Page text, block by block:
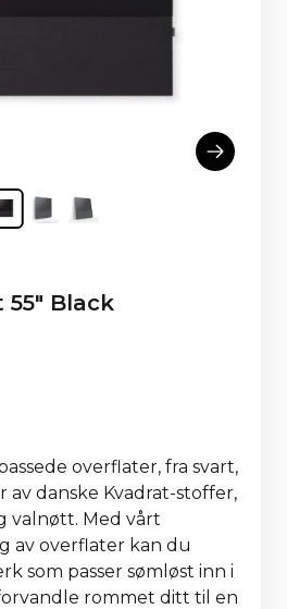
55" Black
overflater, fra svart,
av danske Kvadrat-stoffer,
valnøtt. Med vårt
av overflater kan du
som passer sømløst inn i
rommet ditt til en